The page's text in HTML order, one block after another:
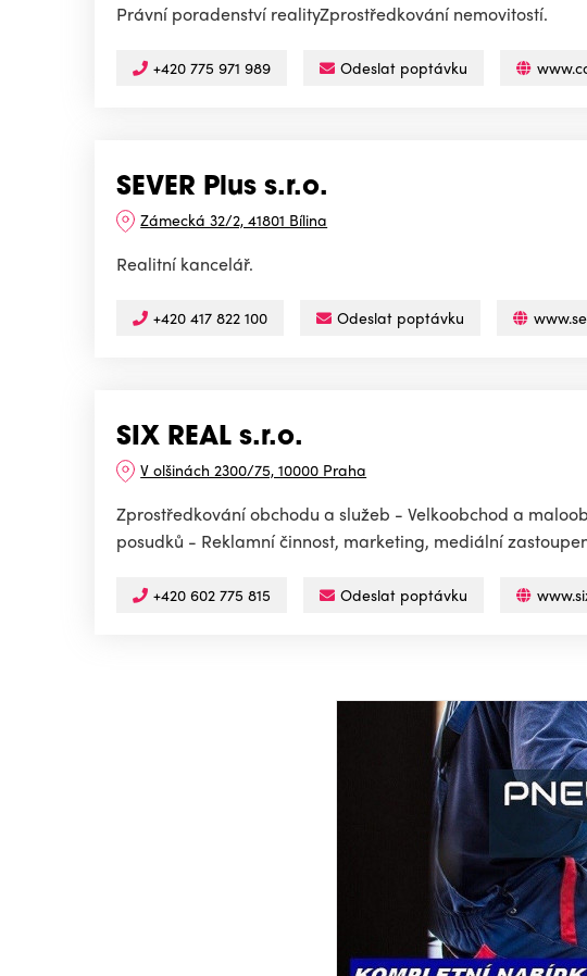
Právní poradenství realityZprostředkování nemovitostí.
+420 775 971 989 Odeslat poptávku
SEVER Plus s.r.o.
Zámecká 32/2, 41801 Bílina
Realitní kancelář.
+420 417 822 100 Odeslat poptávku
SIX REAL s.r.o.
V olšinách 2300/75, 10000 Praha
Zprostředkování obchodu a služeb - Velkoobchod a
posudků - Reklamní činnost, marketing, mediální
+420 602 775 815 Odeslat poptávku